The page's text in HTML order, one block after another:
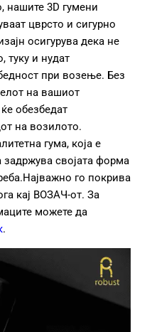
нашите 3D гумени
цврсто и сигурно
осигурува дека не
туку и нудат
при возење. Без
на вашиот
обезбедат
на возилото.
гума, која е
задржува својата форма
го покрива
кај ВОЗАЧ-от. За
можете да
.